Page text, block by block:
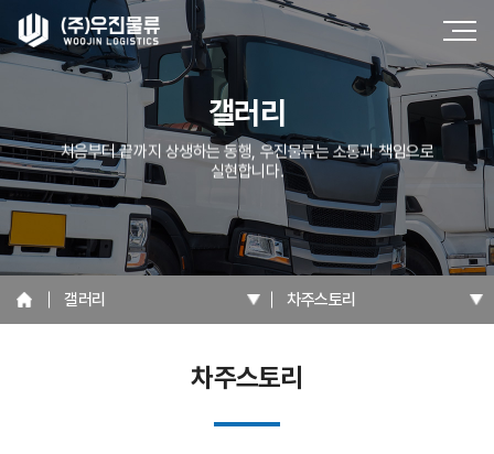
갤러리
처음부터 끝까지 상생하는 동행, 우진물류는 소통과 책임으로
실현합니다.
갤러리 차주스토리
차주스토리